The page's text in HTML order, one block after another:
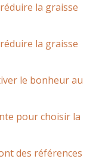
la graisse
la graisse
le bonheur au
pour choisir la
des références